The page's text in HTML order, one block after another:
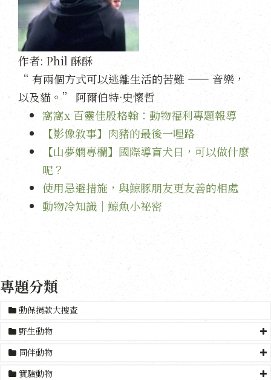
作者: Phil 酥酥
“ 有兩個方式可以逃離生活的苦難 —— 音樂，
以及貓。” 阿爾伯特·史懷哲
窩窩x 百靈佳殷格翰：動物福利專題報導
【影像敘事】肉豬的最後一哩路
【山夢嫻專欄】國際導盲犬日，可以做什麼
呢？
使用忌避措施，與鯨豚朋友更友善的相處
動物冷知識｜鯨魚小祕密
專題分類
動保捐款大搜查
野生動物
同伴動物
實驗動物